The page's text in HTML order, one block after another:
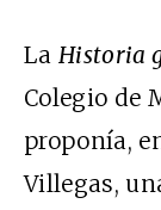
LaHistoria
Colegio de
proponía,
Villegas,